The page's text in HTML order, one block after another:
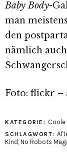
Baby Body-
man
den
nämlich
Foto: flickr –
KATEGORIE: Coole
SCHLAGWORT:
Kind , No Robots